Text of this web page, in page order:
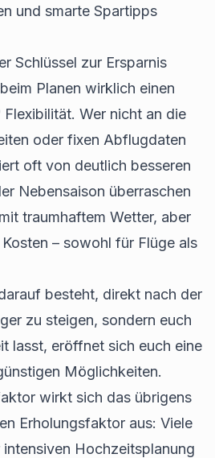
und smarte Spartipps
Schlüssel zur Ersparnis
Planen wirklich einen
Wer nicht an die
oder fixen Abflugdaten
oft von deutlich besseren
Nebensaison überraschen
traumhaftem Wetter, aber
– sowohl für Flüge als
besteht, direkt nach der
zu steigen, sondern euch
lasst, eröffnet sich euch eine
Möglichkeiten.
wirkt sich das übrigens
Erholungsfaktor aus: Viele
intensiven Hochzeitsplanung